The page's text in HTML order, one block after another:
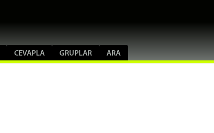
CEVAPLA GRUPLAR ARA